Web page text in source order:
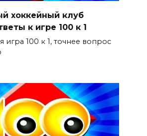
хоккейный клуб
к игре 100 к 1
игра 100 к 1, точнее вопрос